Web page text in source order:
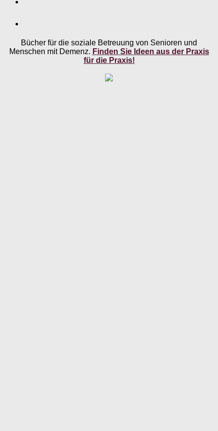
Bücher für die soziale Betreuung von Senioren und
Menschen mit Demenz. Finden Sie Ideen aus der Praxis
für die Praxis!